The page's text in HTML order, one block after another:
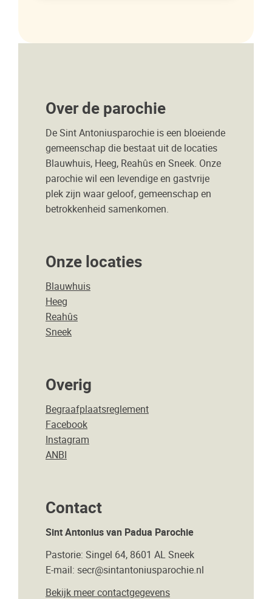
Over de parochie
De Sint Antoniusparochie is een bloeiende
gemeenschap die bestaat uit de locaties
Blauwhuis, Heeg, Reahûs en Sneek. Onze
parochie wil een levendige en gastvrije
plek zijn waar geloof, gemeenschap en
betrokkenheid samenkomen.
Onze locaties
Blauwhuis
Heeg
Reahûs
Sneek
Overig
Begraafplaatsreglement
Facebook
Instagram
ANBI
Contact
Sint Antonius van Padua Parochie
Pastorie: Singel 64, 8601 AL Sneek
E-mail: secr@sintantoniusparochie.nl
Bekijk meer contactgegevens